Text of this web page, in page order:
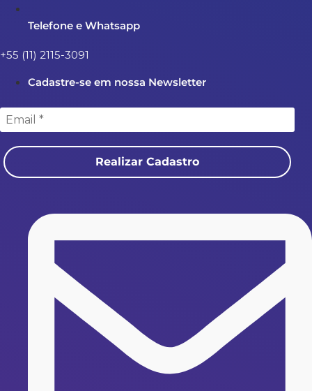
Telefone e Whatsapp
+55 (11) 2115-3091
Cadastre-se em nossa Newsletter
Realizar Cadastro